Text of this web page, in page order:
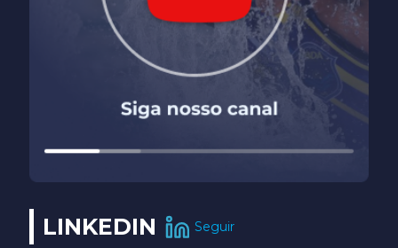
LINKEDIN Seguir